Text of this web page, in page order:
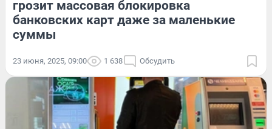
грозит массовая блокировка
банковских карт даже за маленькие
суммы
23 июня, 2025, 09:00 1 638 Обсудить